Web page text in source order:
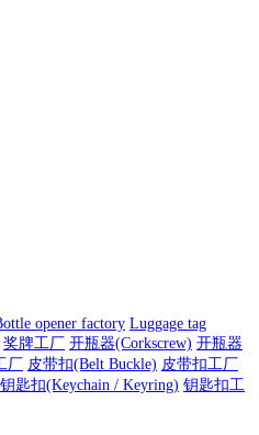
opener factory Luggage tag
奖牌工厂 开瓶器(Corkscrew) 开瓶器
厂 皮带扣(Belt Buckle) 皮带扣工厂
钥匙扣(Keychain / Keyring) 钥匙扣工